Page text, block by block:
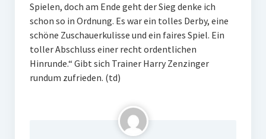
Spielen, doch am Ende geht der Sieg denke ich
schon so in Ordnung. Es war ein tolles Derby, eine
schöne Zuschauerkulisse und ein faires Spiel. Ein
toller Abschluss einer recht ordentlichen
Hinrunde.“ Gibt sich Trainer Harry Zenzinger
rundum zufrieden. (td)